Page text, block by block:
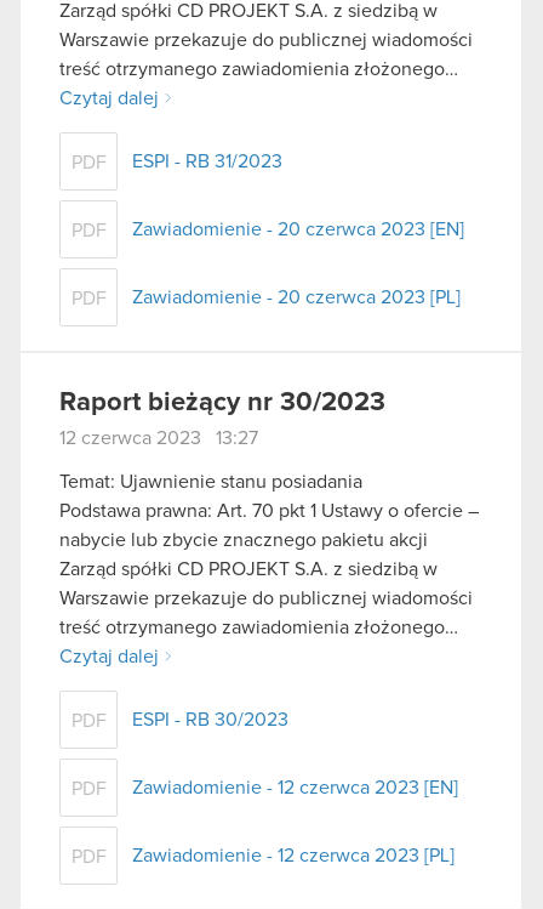
Zarząd spółki CD PROJEKT S.A. z siedzibą w
Warszawie przekazuje do publicznej wiadomości
treść otrzymanego zawiadomienia złożonego…
Czytaj dalej
PDF ESPI - RB 31/2023
PDF Zawiadomienie - 20 czerwca 2023 [EN]
PDF Zawiadomienie - 20 czerwca 2023 [PL]
Raport bieżący nr 30/2023
12 czerwca 2023 13:27
Temat: Ujawnienie stanu posiadania
Podstawa prawna: Art. 70 pkt 1 Ustawy o ofercie –
nabycie lub zbycie znacznego pakietu akcji
Zarząd spółki CD PROJEKT S.A. z siedzibą w
Warszawie przekazuje do publicznej wiadomości
treść otrzymanego zawiadomienia złożonego…
Czytaj dalej
PDF ESPI - RB 30/2023
PDF Zawiadomienie - 12 czerwca 2023 [EN]
PDF Zawiadomienie - 12 czerwca 2023 [PL]